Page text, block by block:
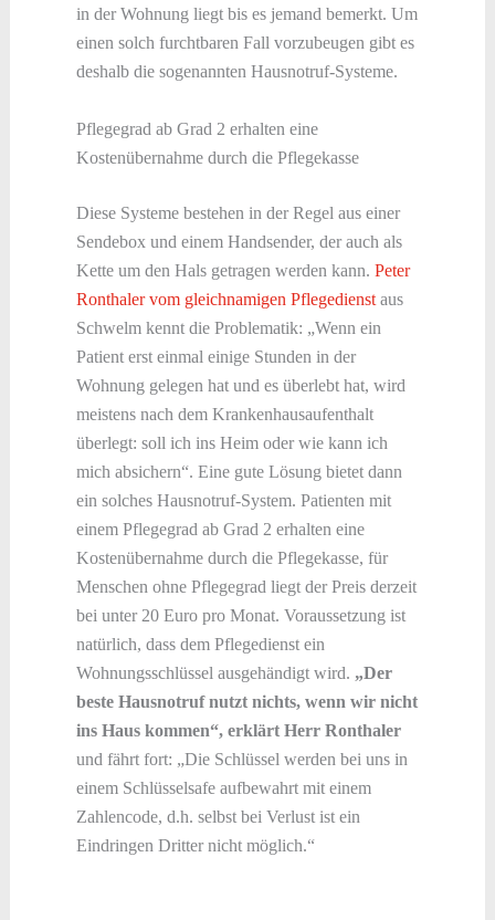
in der Wohnung liegt bis es jemand bemerkt. Um
einen solch furchtbaren Fall vorzubeugen gibt es
deshalb die sogenannten Hausnotruf-Systeme.
Pflegegrad ab Grad 2 erhalten eine
Kostenübernahme durch die Pflegekasse
Diese Systeme bestehen in der Regel aus einer
Sendebox und einem Handsender, der auch als
Kette um den Hals getragen werden kann. Peter
Ronthaler vom gleichnamigen Pflegedienstaus
Schwelm kennt die Problematik: „Wenn ein
Patient erst einmal einige Stunden in der
Wohnung gelegen hat und es überlebt hat, wird
meistens nach dem Krankenhausaufenthalt
überlegt: soll ich ins Heim oder wie kann ich
mich absichern“. Eine gute Lösung bietet dann
ein solches Hausnotruf-System. Patienten mit
einem Pflegegrad ab Grad 2 erhalten eine
Kostenübernahme durch die Pflegekasse, für
Menschen ohne Pflegegrad liegt der Preis derzeit
bei unter 20 Euro pro Monat. Voraussetzung ist
natürlich, dass dem Pflegedienst ein
Wohnungsschlüssel ausgehändigt wird. „Der
beste Hausnotruf nutzt nichts, wenn wir nicht
ins Haus kommen“, erklärt Herr Ronthaler
und fährt fort: „Die Schlüssel werden bei uns in
einem Schlüsselsafe aufbewahrt mit einem
Zahlencode, d.h. selbst bei Verlust ist ein
Eindringen Dritter nicht möglich.“